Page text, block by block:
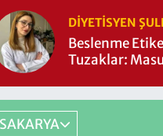
DIYETISYEN
Beslenme
Tuzaklar:
SAKARYA